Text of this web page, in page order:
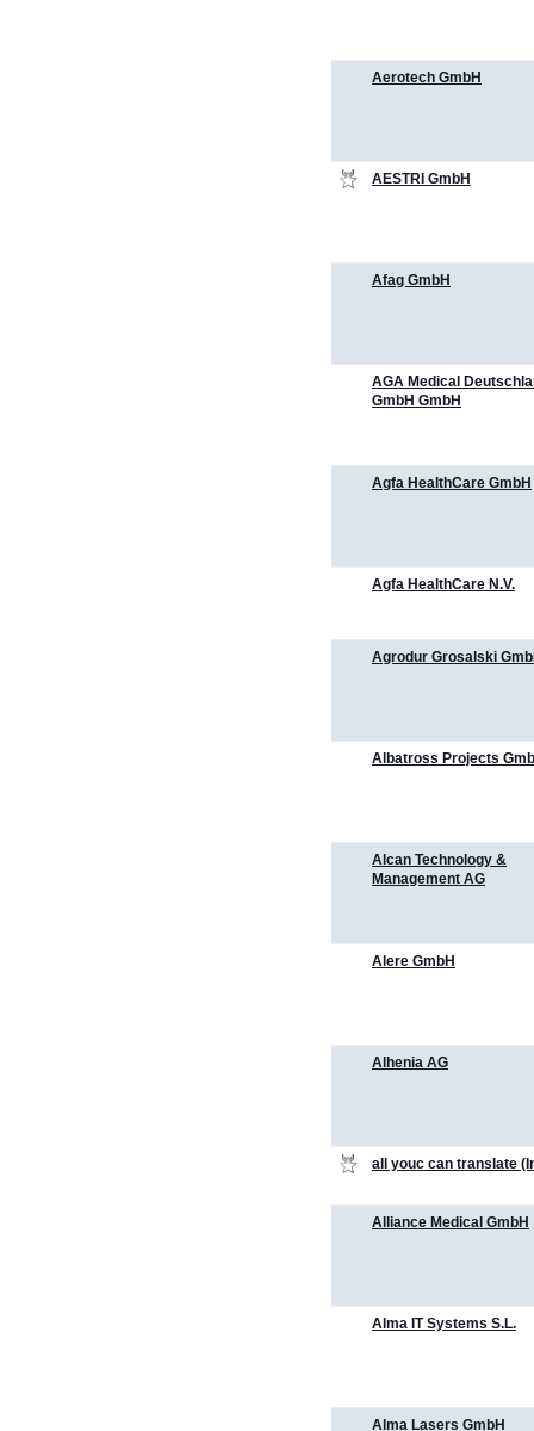
Aerotech GmbH
AESTRI GmbH
Afag GmbH
AGA Medical
GmbH GmbH
Agfa HealthCare GmbH
Agfa HealthCare N.V.
Agrodur Grosalski
Albatross Projects
Alcan Technology &
Management AG
Alere GmbH
Alhenia AG
all youc can translate
Alliance Medical GmbH
Alma IT Systems S.L.
Alma Lasers GmbH